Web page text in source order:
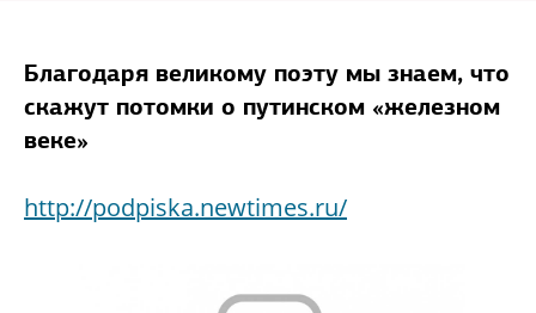
Благодаря великому поэту мы знаем, что
скажут потомки о путинском «железном
веке»
http://podpiska.newtimes.ru/